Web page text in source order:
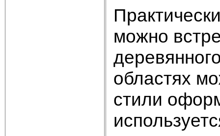
можно
областях
стили